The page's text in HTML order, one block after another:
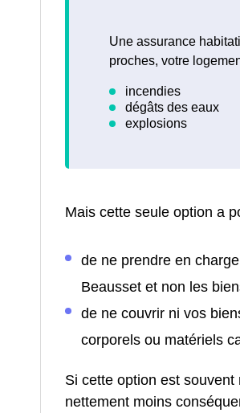
Une assurance
proches, votre
Mais cette seule option a
de ne prendre en
Beausset et non les
de ne couvrir ni vos
corporels ou matériels
Si cette option est souvent
nettement moins